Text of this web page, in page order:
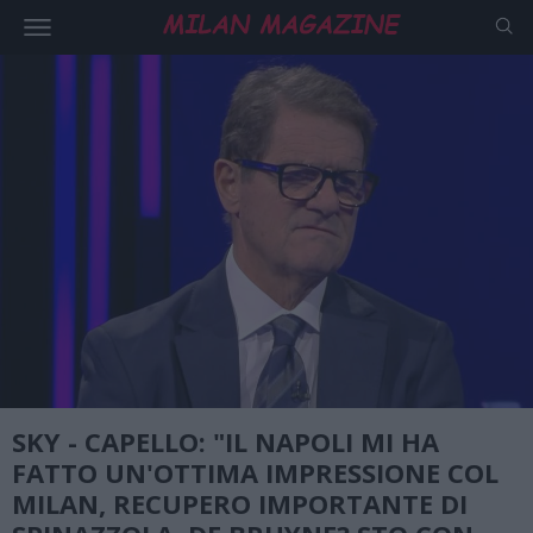
SKY - CAPELLO: "IL NAPOLI MI HA
FATTO UN'OTTIMA IMPRESSIONE COL
MILAN, RECUPERO IMPORTANTE DI